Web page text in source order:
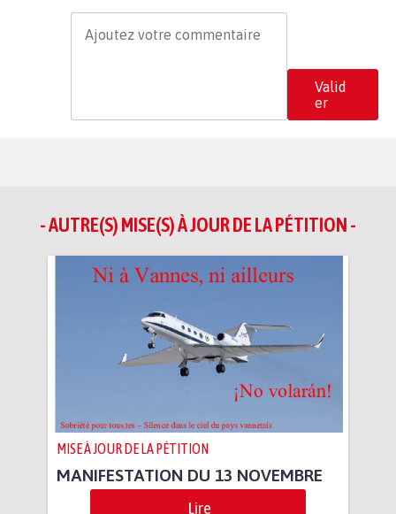
Valid
er
- AUTRE(S) MISE(S) À JOUR DE LA PÉTITION -
MISE À JOUR DE LA PÉTITION
MANIFESTATION DU 13 NOVEMBRE
Lire